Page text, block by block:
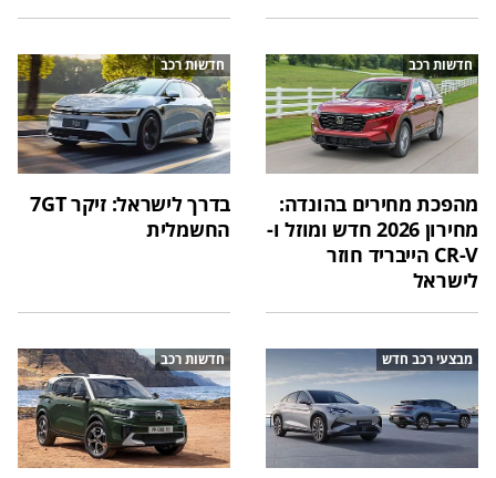
חדשות רכב
מהפכת מחירים בהונדה:
מחירון 2026 חדש ומוזל ו-
CR-V הייבריד חוזר
לישראל
חדשות רכב
בדרך לישראל: זיקר 7GT
החשמלית
מבצעי רכב חדש חדשות רכב